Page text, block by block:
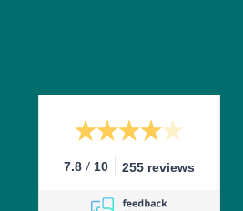
7.8 / 10 255 reviews